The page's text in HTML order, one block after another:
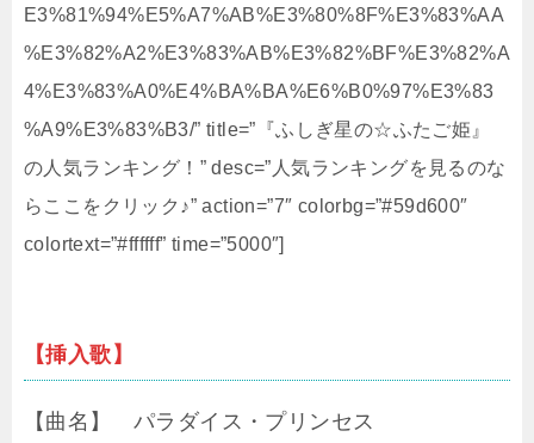
E3%81%94%E5%A7%AB%E3%80%8F%E3%83%AA
%E3%82%A2%E3%83%AB%E3%82%BF%E3%82%A
4%E3%83%A0%E4%BA%BA%E6%B0%97%E3%83
%A9%E3%83%B3/” title=”『ふしぎ星の☆ふたご姫』
の人気ランキング！” desc=”人気ランキングを見るのな
らここをクリック♪” action=”7″ colorbg=”#59d600″
colortext=”#ffffff” time=”5000″]
【挿入歌】
【曲名】 パラダイス・プリンセス